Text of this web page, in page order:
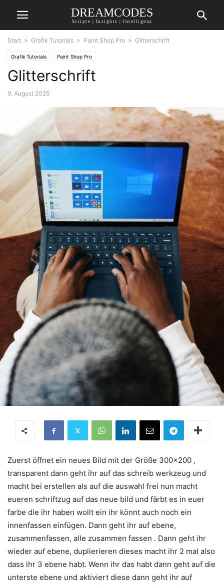
DREAMCODES
Scripte | Insights | Intelligenz
Start Grafik Tutorials Paint Shop Pro Glitterschrift
Grafik Tutorials Paint Shop Pro
Glitterschrift
9. August 2025
Zuerst öffnet ein neues Bild mit der Größe 300×200 ,
transparent dann geht ihr auf das schreib werkzeug und
macht bei erstellen als auf die auswahl frei nun macht
eueren schriftzug auf das neue bild und färbt es in euer
farbe die ihr haben wollt ein ihr könnt auch noch ein
innenfassen einfügen. Dann geht ihr auf ebene,
zusammenfassen, alle zusammen fassen . Dann geht ihr
wieder auf ebene, duplierieren dieses macht ihr 2 mal also
dass ihr 3 ebene habt. Wenn ihr das habt dann geht auf die
unterste ebene und aktiviert diese dann geht ihr auf